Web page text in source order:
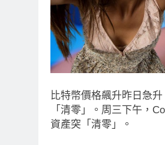
比特幣價格飆升昨日急升
「清零」。周三下午，
資產突「清零」。